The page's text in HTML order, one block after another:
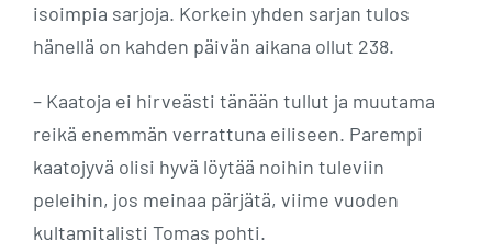
isoimpia sarjoja. Korkein yhden sarjan tulos
hänellä on kahden päivän aikana ollut 238.
– Kaatoja ei hirveästi tänään tullut ja muutama
reikä enemmän verrattuna eiliseen. Parempi
kaatojyvä olisi hyvä löytää noihin tuleviin
peleihin, jos meinaa pärjätä, viime vuoden
kultamitalisti Tomas pohti.